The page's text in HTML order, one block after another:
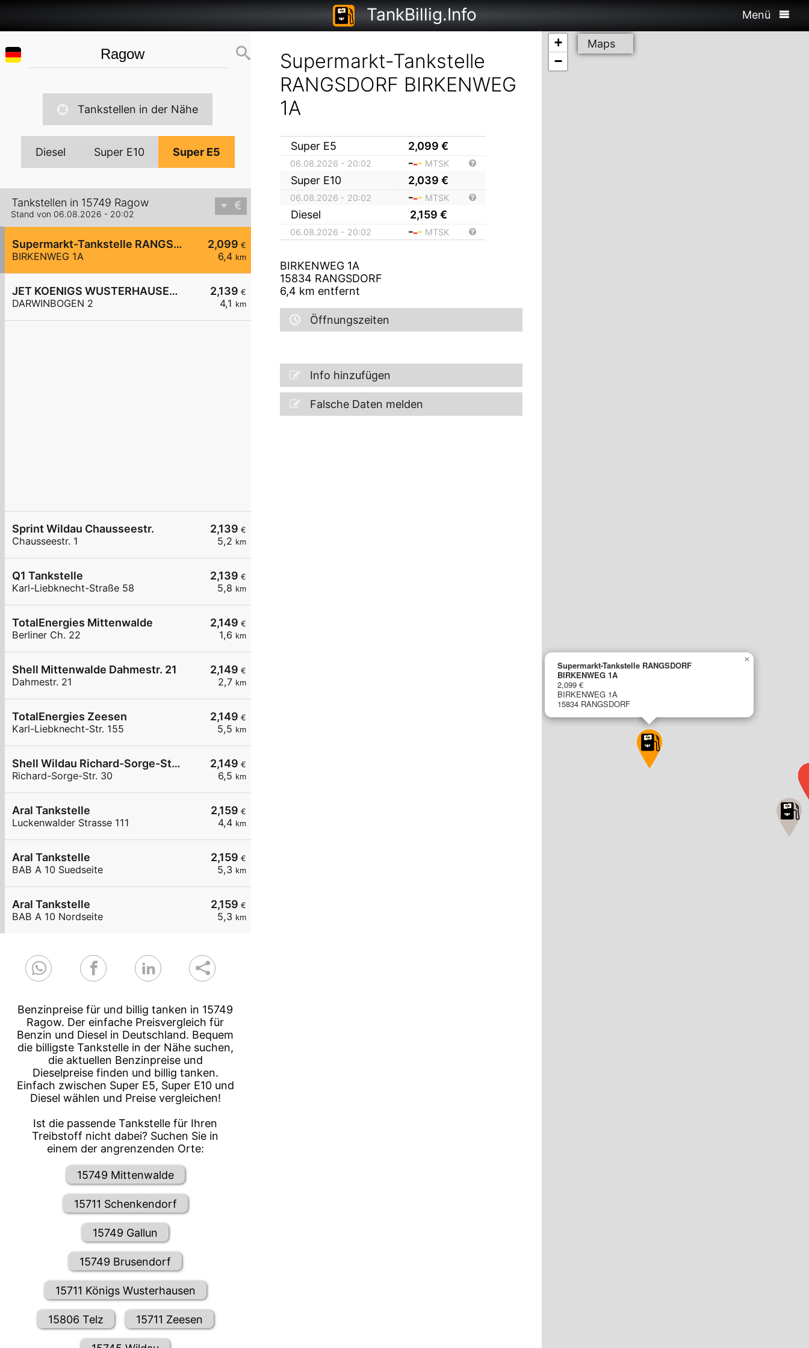
TankBillig.Info Menü
Tankstellen in der Nähe
Diesel Super E10 Super E5
Tankstellen in 15749 Ragow
Stand von 06.08.2026 - 20:02
2,099 €
6,4 km
Supermarkt-Tankstelle RANGSDORF BIRKENWEG 1A
BIRKENWEG 1A
2,139 €
4,1 km
JET KOENIGS WUSTERHAUSEN DARWINBOGEN 2
DARWINBOGEN 2
2,139 €
5,2 km
Sprint Wildau Chausseestr.
Chausseestr. 1
2,139 €
5,8 km
Q1 Tankstelle
Karl-Liebknecht-Straße 58
2,149 €
1,6 km
TotalEnergies Mittenwalde
Berliner Ch. 22
2,149 €
2,7 km
Shell Mittenwalde Dahmestr. 21
Dahmestr. 21
2,149 €
5,5 km
TotalEnergies Zeesen
Karl-Liebknecht-Str. 155
2,149 €
6,5 km
Shell Wildau Richard-Sorge-Str. 30
Richard-Sorge-Str. 30
2,159 €
4,4 km
Aral Tankstelle
Luckenwalder Strasse 111
2,159 €
5,3 km
Aral Tankstelle
BAB A 10 Suedseite
2,159 €
5,3 km
Aral Tankstelle
BAB A 10 Nordseite
Benzinpreise für und billig tanken in 15749
Ragow. Der einfache Preisvergleich für
Benzin und Diesel in Deutschland. Bequem
die billigste Tankstelle in der Nähe suchen,
die aktuellen Benzinpreise und
Dieselpreise finden und billig tanken.
Einfach zwischen Super E5, Super E10 und
Diesel wählen und Preise vergleichen!
Ist die passende Tankstelle für Ihren
Treibstoff nicht dabei? Suchen Sie in
einem der angrenzenden Orte:
15749 Mittenwalde
15711 Schenkendorf
15749 Gallun
15749 Brusendorf
15711 Königs Wusterhausen
15806 Telz 15711 Zeesen
Supermarkt-Tankstelle
RANGSDORF BIRKENWEG
1A
Super E5 2,099 €
06.08.2026 - 20:02 MTSK
Super E10 2,039 €
06.08.2026 - 20:02 MTSK
Diesel 2,159 €
06.08.2026 - 20:02 MTSK
BIRKENWEG 1A
15834 RANGSDORF
6,4 km entfernt
Öffnungszeiten
Info hinzufügen
Falsche Daten melden
Supermarkt-Tankstelle RANGSDORF
BIRKENWEG 1A
2,099 €
BIRKENWEG 1A
15834 RANGSDORF
×
+
−
Maps